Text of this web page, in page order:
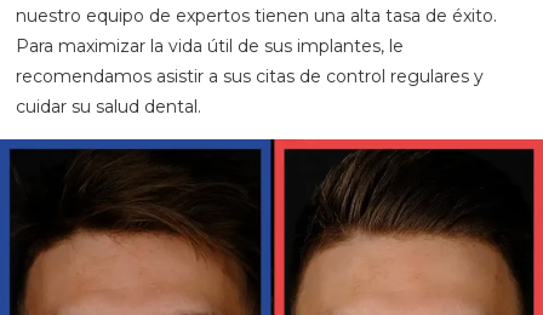
nuestro equipo de expertos tienen una alta tasa de éxito.
Para maximizar la vida útil de sus implantes, le
recomendamos asistir a sus citas de control regulares y
cuidar su salud dental.